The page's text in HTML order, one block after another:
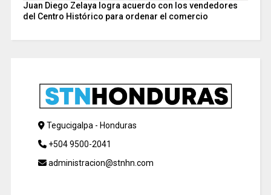
Juan Diego Zelaya logra acuerdo con los vendedores
del Centro Histórico para ordenar el comercio
Tegucigalpa - Honduras
+504 9500-2041
administracion@stnhn.com